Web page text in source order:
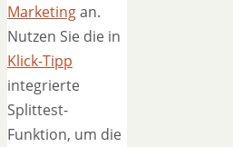
Marketingan.
Nutzen Sie die in
Klick-Tipp
integrierte
Splittest-
Funktion, um die